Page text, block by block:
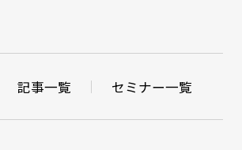
記事一覧 セミナー一覧